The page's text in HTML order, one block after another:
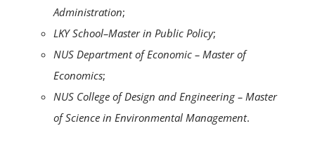
Administration;
LKY School–Master in Public Policy;
NUS Department of Economic – Master of
Economics;
NUS College of Design and Engineering – Master
of Science in Environmental Management.